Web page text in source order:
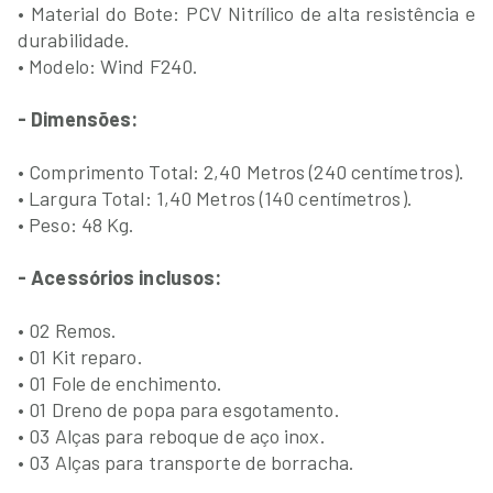
• Material do Bote: PCV Nitrílico de alta resistência e
durabilidade.
• Modelo: Wind F240.
- Dimensões:
• Comprimento Total: 2,40 Metros (240 centímetros).
• Largura Total: 1,40 Metros (140 centímetros).
• Peso: 48 Kg.
- Acessórios inclusos:
• 02 Remos.
• 01 Kit reparo.
• 01 Fole de enchimento.
• 01 Dreno de popa para esgotamento.
• 03 Alças para reboque de aço inox.
• 03 Alças para transporte de borracha.